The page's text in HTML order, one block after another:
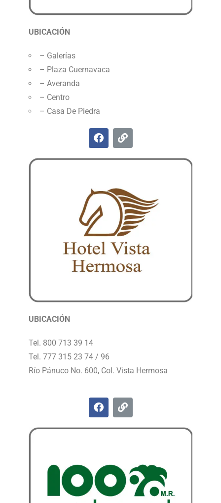
UBICACIÓN
– Galerías
– Plaza Cuernavaca
– Averanda
– Centro
– Casa De Piedra
UBICACIÓN
Tel. 800 713 39 14
Tel. 777 315 23 74 / 96
Río Pánuco No. 600, Col. Vista Hermosa